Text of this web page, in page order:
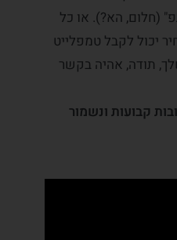
(חלום, הא?). או כל
יכול לקבל טמפלייט
תודה, אהיה בקשר
קבועות ונשמור